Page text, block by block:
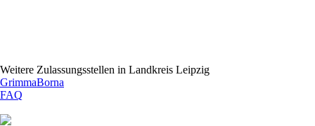
Weitere Zulassungsstellen in Landkreis Leipzig
GrimmaBorna
FAQ